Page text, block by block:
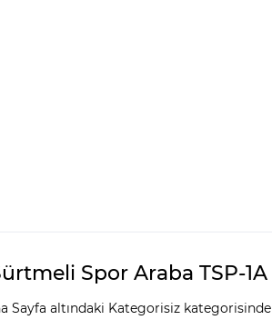
Spor Araba TSP-
Sayfa altındaki Kategorisiz kategorisinde